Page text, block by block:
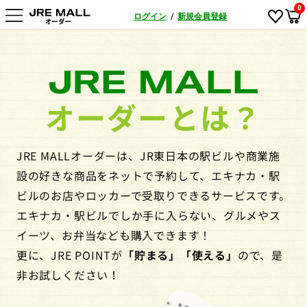
ログイン / 新規会員登録
0
オーダーとは？
JRE MALLオーダーは、JR東日本の駅ビルや商業施
設の好きな商品をネットで予約して、エキナカ・駅
ビルのお店やロッカーで受取りできるサービスです。
エキナカ・駅ビルでしか手に入らない、グルメやス
イーツ、お弁当なども購入できます！
更に、JRE POINTが 「貯まる」「使える」 ので、是
非お試しください！